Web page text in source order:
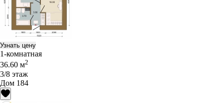
Узнать цену
1-комнатная
36.60 м2
3/8 этаж
Дом 184